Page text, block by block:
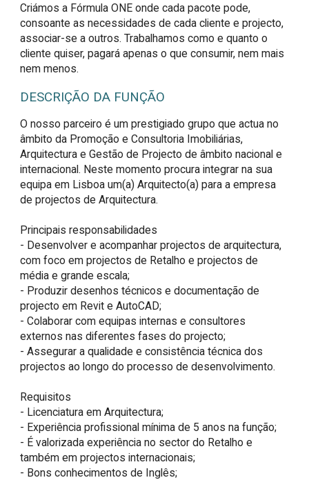
Criámos a Fórmula ONE onde cada pacote pode,
consoante as necessidades de cada cliente e projecto,
associar-se a outros. Trabalhamos como e quanto o
cliente quiser, pagará apenas o que consumir, nem mais
nem menos.
DESCRIÇÃO DA FUNÇÃO
O nosso parceiro é um prestigiado grupo que actua no
âmbito da Promoção e Consultoria Imobiliárias,
Arquitectura e Gestão de Projecto de âmbito nacional e
internacional. Neste momento procura integrar na sua
equipa em Lisboa um(a) Arquitecto(a) para a empresa
de projectos de Arquitectura.
Principais responsabilidades
- Desenvolver e acompanhar projectos de arquitectura,
com foco em projectos de Retalho e projectos de
média e grande escala;
- Produzir desenhos técnicos e documentação de
projecto em Revit e AutoCAD;
- Colaborar com equipas internas e consultores
externos nas diferentes fases do projecto;
- Assegurar a qualidade e consistência técnica dos
projectos ao longo do processo de desenvolvimento.
Requisitos
- Licenciatura em Arquitectura;
- Experiência profissional mínima de 5 anos na função;
- É valorizada experiência no sector do Retalho e
também em projectos internacionais;
- Bons conhecimentos de Inglês;